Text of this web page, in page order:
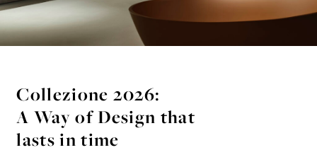
Collezione 2026:
A Way of Design that
lasts in time